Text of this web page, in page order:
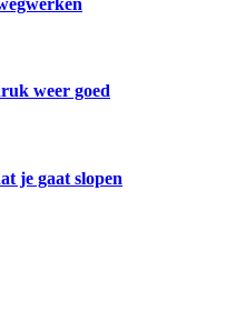
weer goed
je gaat slopen